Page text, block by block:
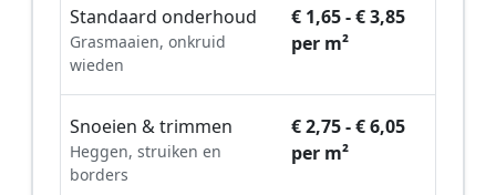
Standaard onderhoud
Grasmaaien, onkruid
wieden
€ 1,65 - € 3,85
per m²
Snoeien & trimmen
Heggen, struiken en
borders
€ 2,75 - € 6,05
per m²